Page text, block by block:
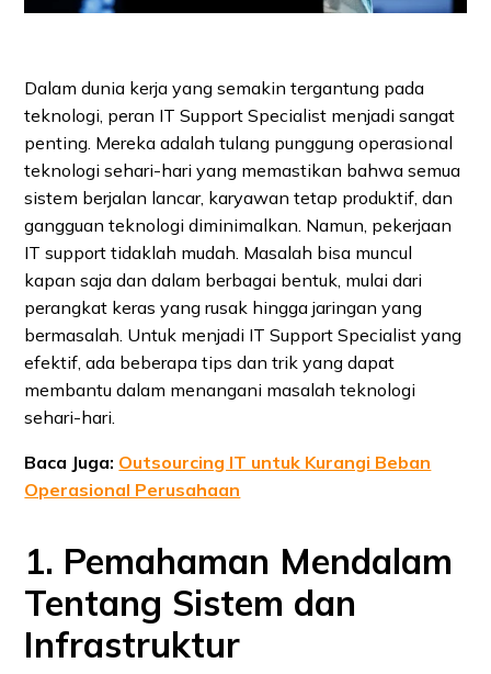
Dalam dunia kerja yang semakin tergantung pada
teknologi, peran IT Support Specialist menjadi sangat
penting. Mereka adalah tulang punggung operasional
teknologi sehari-hari yang memastikan bahwa semua
sistem berjalan lancar, karyawan tetap produktif, dan
gangguan teknologi diminimalkan. Namun, pekerjaan
IT support tidaklah mudah. Masalah bisa muncul
kapan saja dan dalam berbagai bentuk, mulai dari
perangkat keras yang rusak hingga jaringan yang
bermasalah. Untuk menjadi IT Support Specialist yang
efektif, ada beberapa tips dan trik yang dapat
membantu dalam menangani masalah teknologi
sehari-hari.
Baca Juga: Outsourcing IT untuk Kurangi Beban
Operasional Perusahaan
1. Pemahaman Mendalam
Tentang Sistem dan
Infrastruktur